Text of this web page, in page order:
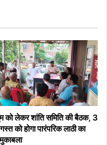
को लेकर शांति समिति की बैठक, 3
को होगा पारंपरिक लाठी का